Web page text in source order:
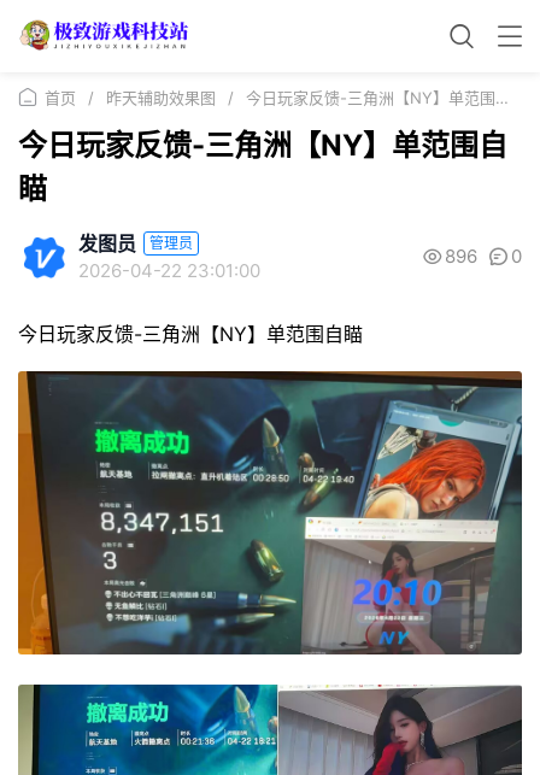
首页 / 昨天辅助效果图 / 今日玩家反馈-三角洲【NY】单范围自瞄
今日玩家反馈-三角洲【NY】单范围自
瞄
发图员 管理员
2026-04-22 23:01:00
896 0
今日玩家反馈-三角洲【NY】单范围自瞄